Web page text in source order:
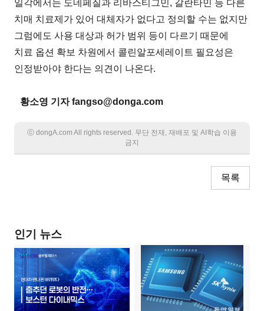
일각에서는 도네페질과 리바스티그민, 갈란타민 등 다른
치매 치료제가 있어 대체자가 없다고 정의할 수는 없지만
그럼에도 사용 대상과 허가 범위 등이 다르기 때문에
치료 옵션 확보 차원에서 콜린알포세레이트 필요성은
인정받아야 한다는 의견이 나온다.
황소영 기자 fangso@donga.com
ⓒ dongA.com All rights reserved. 무단 전재, 재배포 및 AI학습 이용
금지
목록
인기 뉴스